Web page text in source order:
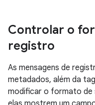
Controlar o
registro
As mensagens de
metadados, além da
modificar o formato de